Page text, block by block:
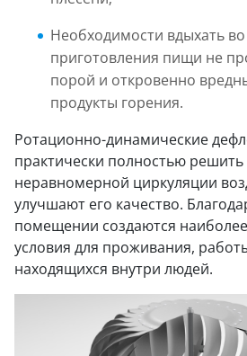
Необходимости вдыхать
приготовления пищи не
порой и откровенно
продукты горения.
Ротационно-динамические
практически полностью
неравномерной циркуляции
улучшают его качество.
помещении создаются
условия для проживания,
находящихся внутри людей.